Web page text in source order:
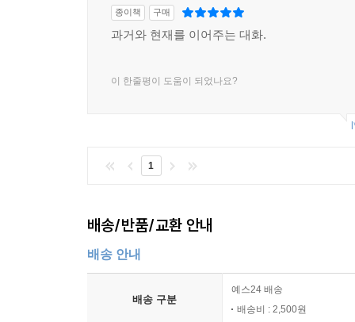
종이책 구매
과거와 현재를 이어주는 대화.
이 한줄평이 도움이 되었나요?
1
배송/반품/교환 안내
배송 안내
배송 구분
예스24 배송
배송비 : 2,500원